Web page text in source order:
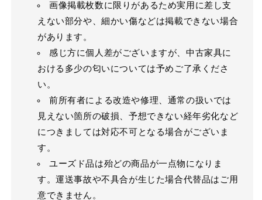
画像掲載枚数に限りがあるため実用に差し支
えない部分や、細かい傷などは掲載できない場合
があります。
感じ方に個人差がございますが、中古家具に
おける多少の匂いについては予めご了承くださ
い。
前所有者による改造や修理、通常の扱いでは
見えない箇所の破損、予想できない経年劣化など
につきましては対応不可となる場合がございま
す。
ユーズド品は殆どの商品が一点物になりま
す。運送事故や不具合が生じた場合代替品はご用
意できません。